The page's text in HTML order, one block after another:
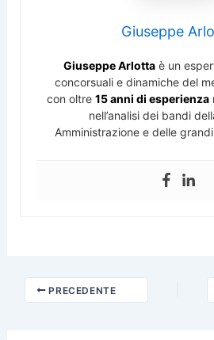
Giuseppe
Giuseppe Arlottaè un
concorsuali e dinamiche del
con oltre 15 anni di esperienza
nell’analisi dei bandi
Amministrazione e delle
PRECEDENTE